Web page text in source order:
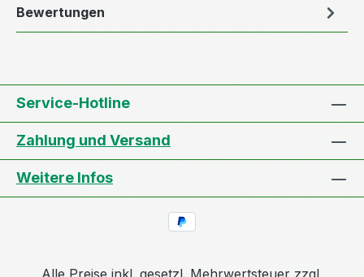
Bewertungen
Service-Hotline
Zahlung und Versand
Weitere Infos
Alle Preise inkl. gesetzl. Mehrwertsteuer zzgl.